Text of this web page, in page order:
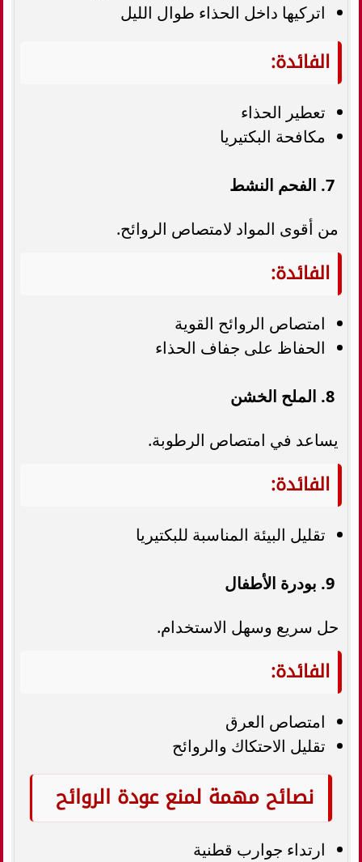
اتركيها داخل الحذاء طوال الليل
الفائدة:
تعطير الحذاء
مكافحة البكتيريا
من أقوى المواد لامتصاص الروائح.
الفائدة:
امتصاص الروائح القوية
الحفاظ على جفاف الحذاء
يساعد في امتصاص الرطوبة.
الفائدة:
تقليل البيئة المناسبة للبكتيريا
حل سريع وسهل الاستخدام.
الفائدة:
امتصاص العرق
تقليل الاحتكاك والروائح
نصائح مهمة لمنع عودة الروائح
ارتداء جوارب قطنية